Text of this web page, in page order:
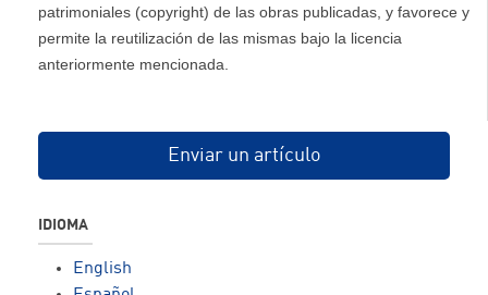
patrimoniales (copyright) de las obras publicadas, y favorece y
permite la reutilización de las mismas bajo la licencia
anteriormente mencionada.
Enviar un artículo
IDIOMA
English